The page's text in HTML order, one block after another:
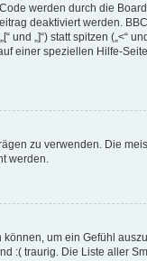
werden durch die
deaktiviert werden.
und „]“) statt spitzen („<“
einer speziellen Hilfe-
zu verwenden. Die
werden.
um ein Gefühl
:( traurig. Die Liste aller